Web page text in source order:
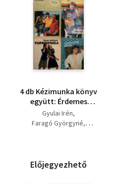
4 db Kézimunka könyv
együtt: Érdemes
megkötni,
Varróiskola, Kössek
Gyulai Irén
Faragó Györgyné
Előjegyezhető